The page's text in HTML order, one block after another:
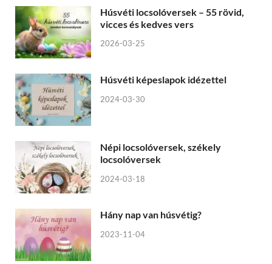
Húsvéti locsolóversek – 55 rövid,
vicces és kedves vers
2026-03-25
Húsvéti képeslapok idézettel
2024-03-30
Népi locsolóversek, székely
locsolóversek
2024-03-18
Hány nap van húsvétig?
2023-11-04